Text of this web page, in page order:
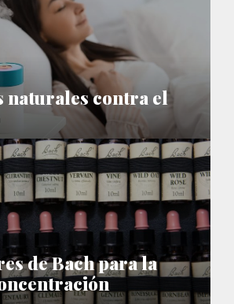
naturales contra el
de Bach para la